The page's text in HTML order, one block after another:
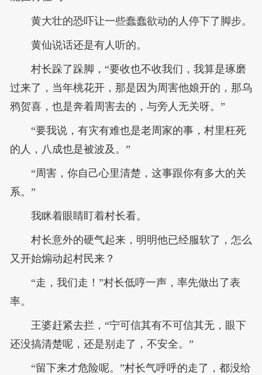
黄大壮的恐吓让一些蠢蠢欲动的人停下了脚步。
黄仙说话还是有人听的。
村长跺了跺脚，“要收也不收我们，我算是琢磨
过来了，当年桃花开，那是因为周害他娘开的，那乌
鸦贺喜，也是奔着周害去的，与旁人无关呀。”
“要我说，有灾有难也是老周家的事，村里枉死
的人，八成也是被波及。”
“周害，你自己心里清楚，这事跟你有多大的关
系。”
我眯着眼睛盯着村长看。
村长意外的硬气起来，明明他已经服软了，怎么
又开始煽动起村民来？
“走，我们走！”村长低哼一声，率先做出了表
率。
王婆赶紧去拦，“宁可信其有不可信其无，眼下
还没搞清楚呢，还是别走了，不安全。”
“留下来才危险呢。”村长气呼呼的走了，都没给